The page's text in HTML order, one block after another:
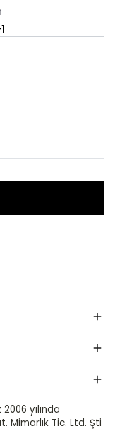
yılında
Mimarlık Tic. Ltd. Şti